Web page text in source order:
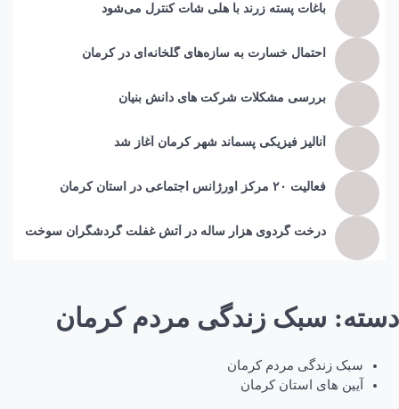
باغات پسته زرند با هلی شات کنترل می‌شود
احتمال خسارت به ساز‌ه‌های گلخانه‌ای در کرمان
بررسی مشکلات شرکت های دانش بنیان
آنالیز فیزیکی پسماند شهر کرمان آغاز شد
فعالیت ۲۰ مرکز اورژانس اجتماعی در استان کرمان
درخت گردوی هزار ساله در آتش غفلت گردشگران سوخت
دسته: سبک زندگی مردم کرمان
سبک زندگی مردم کرمان
آیین های استان کرمان